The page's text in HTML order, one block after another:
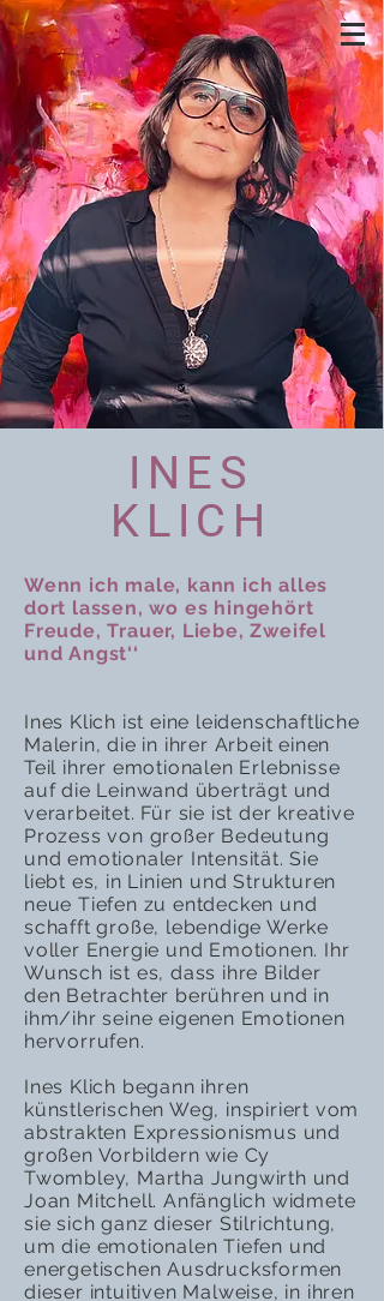
INES
KLICH
Wenn ich male, kann ich alles
dort lassen, wo es hingehört
Freude, Trauer, Liebe, Zweifel
und Angst‘‘
Ines Klich ist eine leidenschaftliche
Malerin, die in ihrer Arbeit einen
Teil ihrer emotionalen Erlebnisse
auf die Leinwand überträgt und
verarbeitet. Für sie ist der kreative
Prozess von großer Bedeutung
und emotionaler Intensität. Sie
liebt es, in Linien und Strukturen
neue Tiefen zu entdecken und
schafft große, lebendige Werke
voller Energie und Emotionen. Ihr
Wunsch ist es, dass ihre Bilder
den Betrachter berühren und in
ihm/ihr seine eigenen Emotionen
hervorrufen.
Ines Klich begann ihren
künstlerischen Weg, inspiriert vom
abstrakten Expressionismus und
großen Vorbildern wie Cy
Twombley, Martha Jungwirth und
Joan Mitchell. Anfänglich widmete
sie sich ganz dieser Stilrichtung,
um die emotionalen Tiefen und
energetischen Ausdrucksformen
dieser intuitiven Malweise, in ihren